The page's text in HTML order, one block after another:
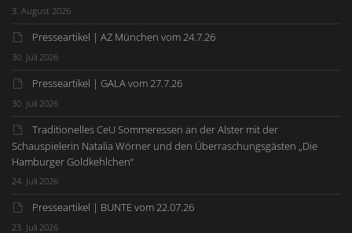
3. August 2026
Presseartikel | AZ München vom 24.7.26
30. Juli 2026
Presseartikel | GALA vom 27.7.26
30. Juli 2026
Traditionelles CeU Sommeressen an der Alster mit der
Schauspielerin Natalia Wörner und den Überraschungsgästen „Die
Hamburger Goldkehlchen“
24. Juli 2026
Presseartikel | BUNTE vom 22.07.26
23. Juli 2026